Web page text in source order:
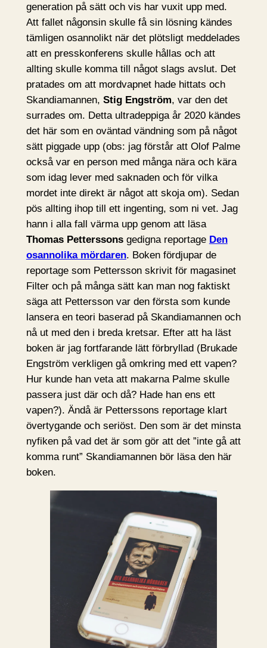
generation på sätt och vis har vuxit upp med.
Att fallet någonsin skulle få sin lösning kändes
tämligen osannolikt när det plötsligt meddelades
att en presskonferens skulle hållas och att
allting skulle komma till något slags avslut. Det
pratades om att mordvapnet hade hittats och
Skandiamannen, Stig Engström, var den det
surrades om. Detta ultradeppiga år 2020 kändes
det här som en oväntad vändning som på något
sätt piggade upp (obs: jag förstår att Olof Palme
också var en person med många nära och kära
som idag lever med saknaden och för vilka
mordet inte direkt är något att skoja om). Sedan
pös allting ihop till ett ingenting, som ni vet. Jag
hann i alla fall värma upp genom att läsa
Thomas Petterssonsgedigna reportage Den
osannolika mördaren. Boken fördjupar de
reportage som Pettersson skrivit för magasinet
Filter och på många sätt kan man nog faktiskt
säga att Pettersson var den första som kunde
lansera en teori baserad på Skandiamannen och
nå ut med den i breda kretsar. Efter att ha läst
boken är jag fortfarande lätt förbryllad (Brukade
Engström verkligen gå omkring med ett vapen?
Hur kunde han veta att makarna Palme skulle
passera just där och då? Hade han ens ett
vapen?). Ändå är Petterssons reportage klart
övertygande och seriöst. Den som är det minsta
nyfiken på vad det är som gör att det ”inte gå att
komma runt” Skandiamannen bör läsa den här
boken.